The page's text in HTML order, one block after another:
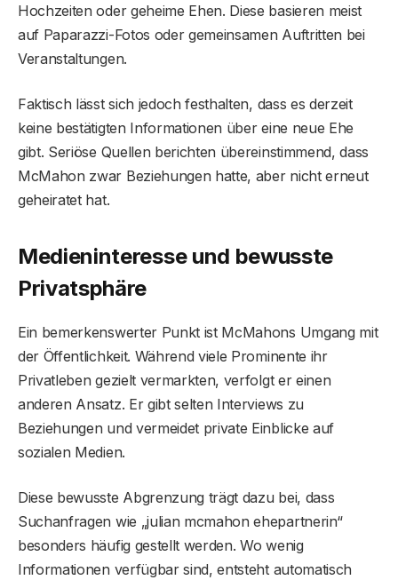
Hochzeiten oder geheime Ehen. Diese basieren meist
auf Paparazzi-Fotos oder gemeinsamen Auftritten bei
Veranstaltungen.
Faktisch lässt sich jedoch festhalten, dass es derzeit
keine bestätigten Informationen über eine neue Ehe
gibt. Seriöse Quellen berichten übereinstimmend, dass
McMahon zwar Beziehungen hatte, aber nicht erneut
geheiratet hat.
Medieninteresse und bewusste
Privatsphäre
Ein bemerkenswerter Punkt ist McMahons Umgang mit
der Öffentlichkeit. Während viele Prominente ihr
Privatleben gezielt vermarkten, verfolgt er einen
anderen Ansatz. Er gibt selten Interviews zu
Beziehungen und vermeidet private Einblicke auf
sozialen Medien.
Diese bewusste Abgrenzung trägt dazu bei, dass
Suchanfragen wie „julian mcmahon ehepartnerin“
besonders häufig gestellt werden. Wo wenig
Informationen verfügbar sind, entsteht automatisch